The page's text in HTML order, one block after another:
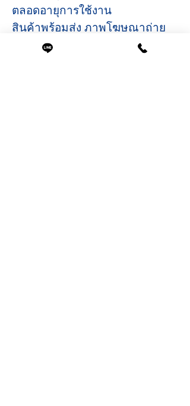
ตลอดอายุการใช้งาน
สินค้าพร้อมส่ง ภาพโฆษณาถ่าย
จากสินค้าจริง